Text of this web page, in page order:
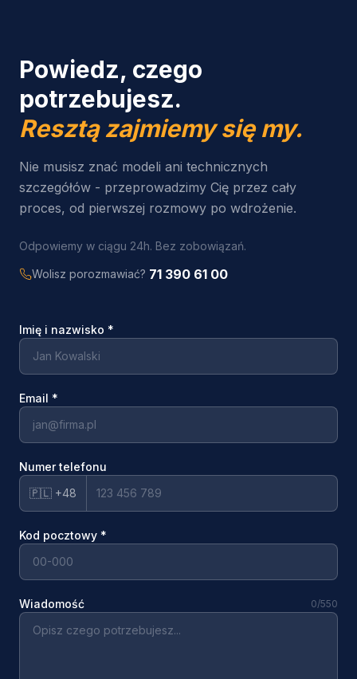
Powiedz, czego
potrzebujesz.
Resztą zajmiemy się my.
Nie musisz znać modeli ani technicznych
szczegółów - przeprowadzimy Cię przez cały
proces, od pierwszej rozmowy po wdrożenie.
Odpowiemy w ciągu 24h. Bez zobowiązań.
Wolisz porozmawiać? 71 390 61 00
Imię i nazwisko *
Email *
Numer telefonu
🇵🇱 +48
Kod pocztowy *
Wiadomość 0/550